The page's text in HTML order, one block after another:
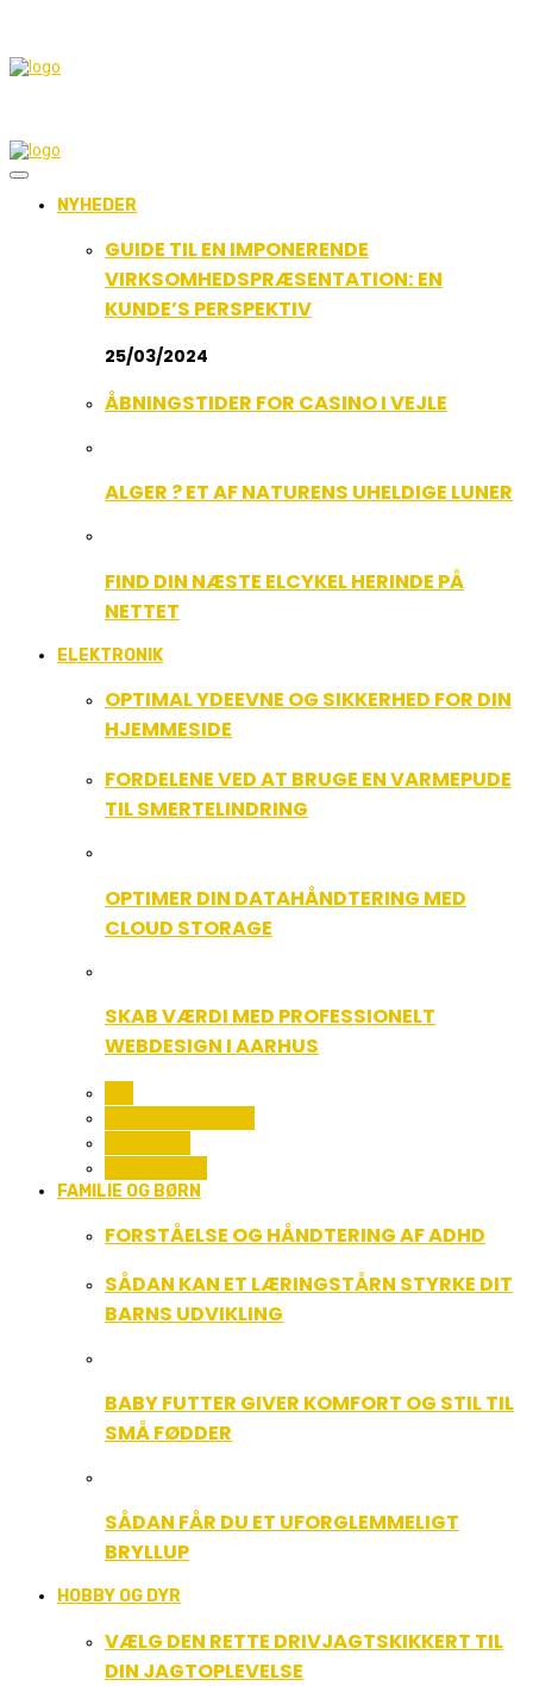
NYHEDER
GUIDE TIL EN IMPONERENDE
VIRKSOMHEDSPRÆSENTATION: EN
KUNDE’S PERSPEKTIV
25/03/2024
ÅBNINGSTIDER FOR CASINO I VEJLE
ALGER ? ET AF NATURENS UHELDIGE LUNER
FIND DIN NÆSTE ELCYKEL HERINDE PÅ
NETTET
ELEKTRONIK
OPTIMAL YDEEVNE OG SIKKERHED FOR DIN
HJEMMESIDE
FORDELENE VED AT BRUGE EN VARMEPUDE
TIL SMERTELINDRING
OPTIMER DIN DATAHÅNDTERING MED
CLOUD STORAGE
SKAB VÆRDI MED PROFESSIONELT
WEBDESIGN I AARHUS
FAMILIE OG BØRN
FORSTÅELSE OG HÅNDTERING AF ADHD
SÅDAN KAN ET LÆRINGSTÅRN STYRKE DIT
BARNS UDVIKLING
BABY FUTTER GIVER KOMFORT OG STIL TIL
SMÅ FØDDER
SÅDAN FÅR DU ET UFORGLEMMELIGT
BRYLLUP
HOBBY OG DYR
VÆLG DEN RETTE DRIVJAGTSKIKKERT TIL
DIN JAGTOPLEVELSE